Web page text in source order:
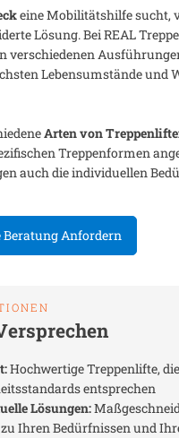
eine Mobilitätshilfe sucht,
Lösung. Bei REAL
verschiedenen
Lebensumstände und
Arten von
Treppenformen
auch die individuellen
Beratung Anfordern
Hochwertige Treppenlifte,
entsprechen
Lösungen:
Ihren Bedürfnissen und